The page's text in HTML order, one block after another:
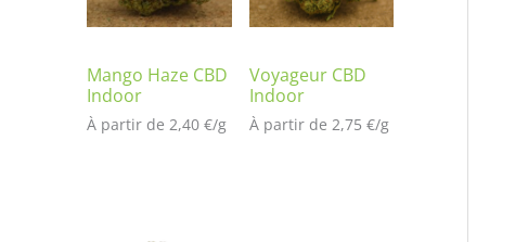
Mango Haze CBD
Indoor
À partir de 2,40 €/g
Voyageur CBD
Indoor
À partir de 2,75 €/g